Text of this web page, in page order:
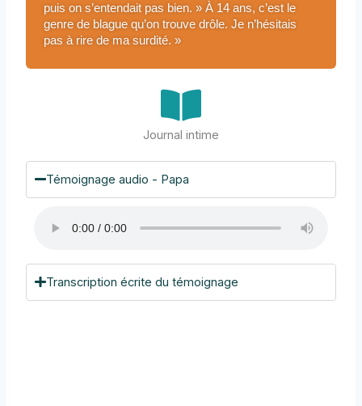
puis on s’entendait pas bien. » À 14 ans, c’est le
genre de blague qu’on trouve drôle. Je n’hésitais
pas à rire de ma surdité. »
Journal intime
Témoignage audio - Papa
Transcription écrite du témoignage